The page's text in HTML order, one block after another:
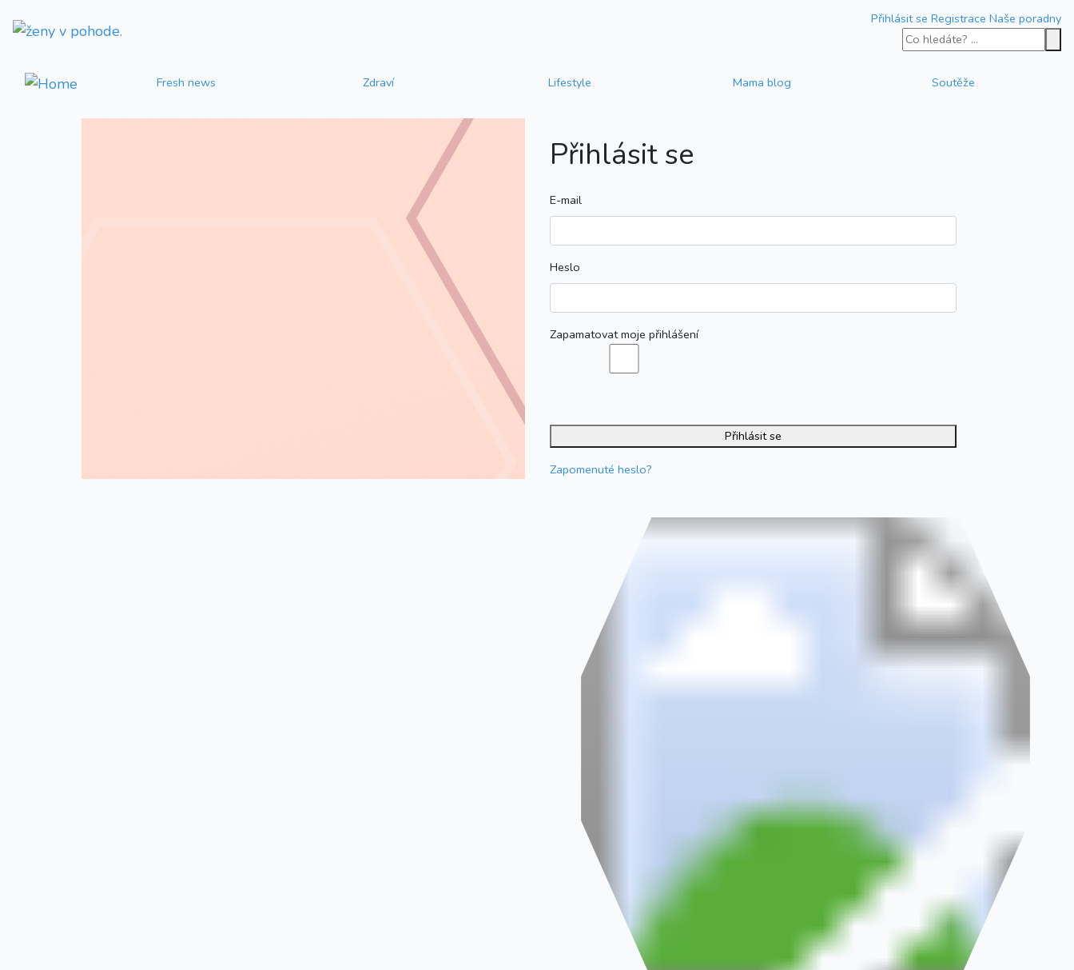
Přihlásit se Registrace Naše poradny
Fresh news Zdraví Lifestyle Mama blog Soutěže
Přihlásit se
E-mail
Heslo
Zapamatovat moje přihlášení
Přihlásit se
Zapomenuté heslo?